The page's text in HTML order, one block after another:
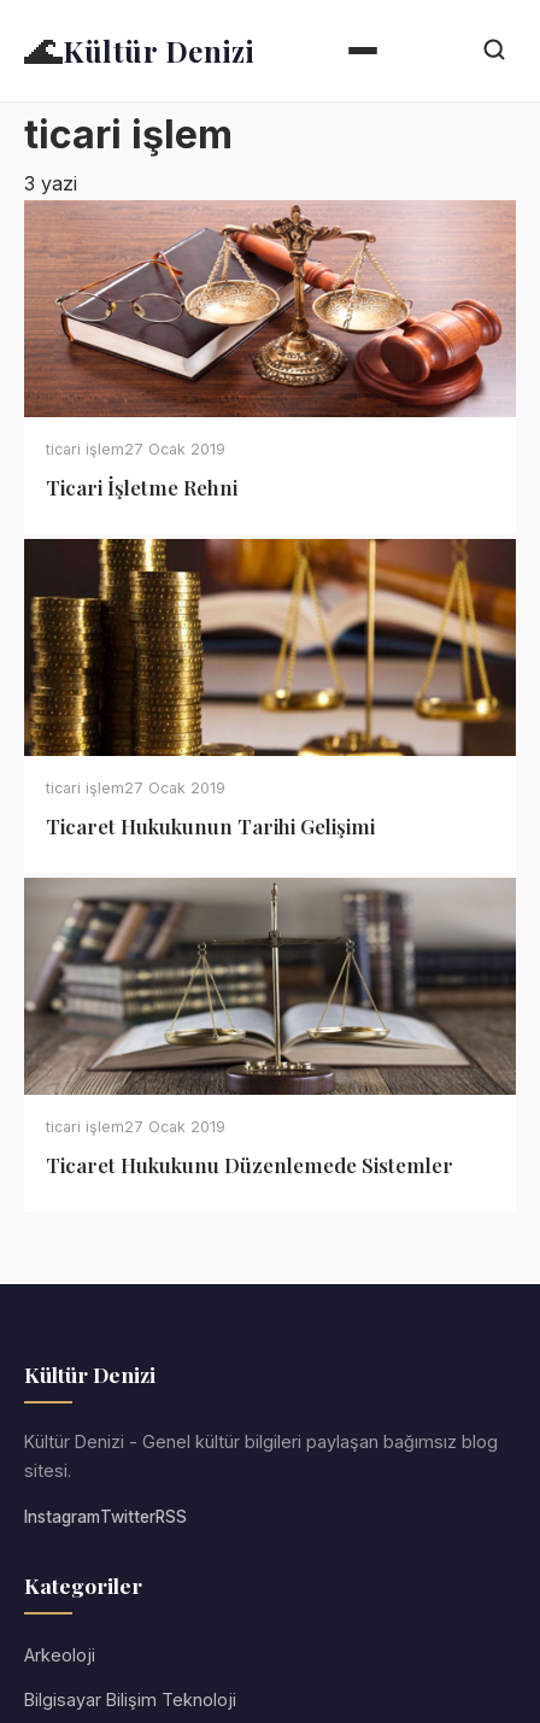
🌊Kültür Denizi
ticari işlem
3 yazi
ticari işlem27 Ocak 2019
Ticari İşletme Rehni
ticari işlem27 Ocak 2019
Ticaret Hukukunun Tarihi Gelişimi
ticari işlem27 Ocak 2019
Ticaret Hukukunu Düzenlemede Sistemler
Kültür Denizi
Kültür Denizi - Genel kültür bilgileri paylaşan bağımsız blog
sitesi.
InstagramTwitterRSS
Kategoriler
Arkeoloji
Bilgisayar Bilişim Teknoloji